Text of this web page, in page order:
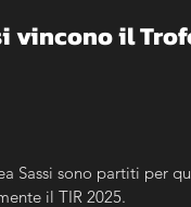
vincono il
Sassi sono partiti per
il TIR 2025.